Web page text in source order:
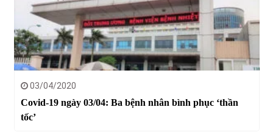
03/04/2020
Covid-19 ngày 03/04: Ba bệnh nhân bình phục ‘thần
tốc’